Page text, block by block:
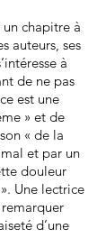
chapitre à
auteurs, ses
à
de ne pas
est une
» et de
« de la
et par un
douleur
Une lectrice
d’une